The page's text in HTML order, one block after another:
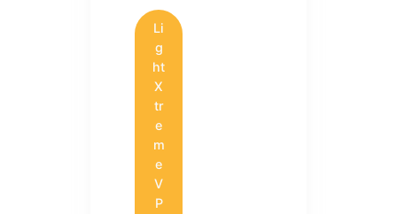
Li
g
ht
X
tr
e
m
e
V
P